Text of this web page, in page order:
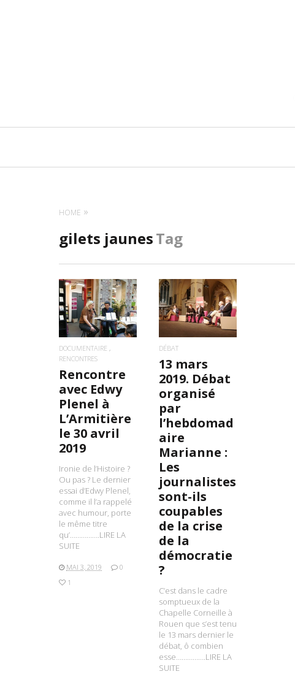
HOME
gilets jaunesTag
LIRE LA SUITE
DOCUMENTAIRE
RENCONTRES
Rencontre
avec Edwy
Plenel à
L’Armitière
le 30 avril
2019
Ironie de l’Histoire ?
Ou pas ? Le dernier
essai d’Edwy Plenel,
comme il l’a rappelé
avec humour, porte
le même titre
qu’…………….LIRE LA
SUITE
MAI 3, 2019
0
1
LIRE LA SUITE
DÉBAT
13 mars
2019. Débat
organisé
par
l’hebdomad
aire
Marianne :
Les
journalistes
sont-ils
coupables
de la crise
de la
démocratie
?
C’est dans le cadre
somptueux de la
Chapelle Corneille à
Rouen que s’est tenu
le 13 mars dernier le
débat, ô combien
esse…………….LIRE LA
SUITE